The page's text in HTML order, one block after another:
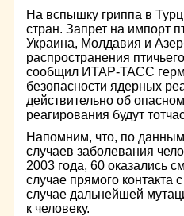
На вспышку гриппа в
стран. Запрет на импорт
Украина, Молдавия и
распространения
сообщил ИТАР-ТАСС
безопасности ядерных
действительно об
реагирования будут
Напомним, что, по
случаев заболевания
2003 года, 60 оказались
случае прямого контакта
случае дальнейшей
к человеку.